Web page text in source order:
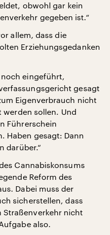
obwohl gar kein
gegeben ist.“
allem, dass die
Erziehungsgedanken
noch eingeführt,
gesagt
Eigenverbrauch nicht
sollen. Und
Führerschein
Haben gesagt: Dann
darüber.“
Cannabiskonsums
Reform des
Dabei muss der
sicherstellen, dass
Straßenverkehr nicht
also.